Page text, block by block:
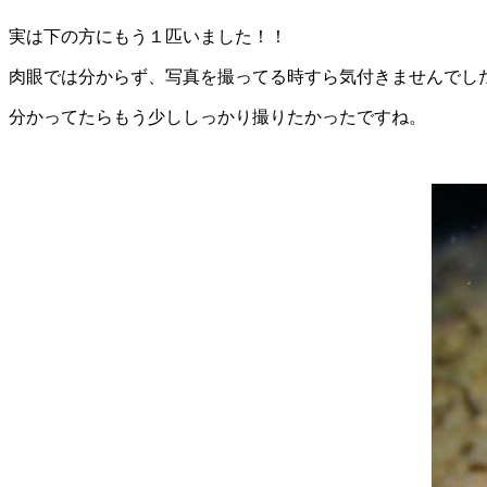
実は下の方にもう１匹いました！！
肉眼では分からず、写真を撮ってる時すら気付きませんでし
分かってたらもう少ししっかり撮りたかったですね。